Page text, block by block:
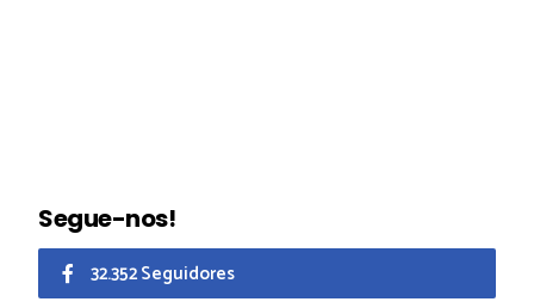
Segue-nos!
32.352 Seguidores